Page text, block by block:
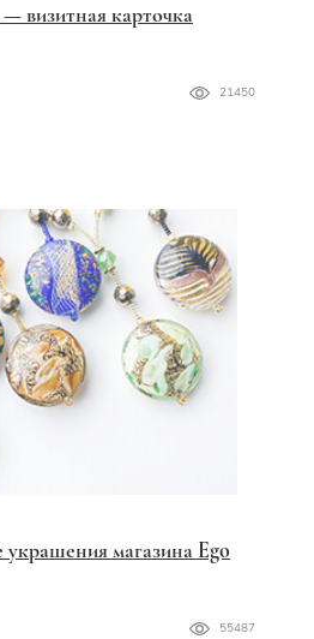
визитная карточка
21450
магазина Ego
55487